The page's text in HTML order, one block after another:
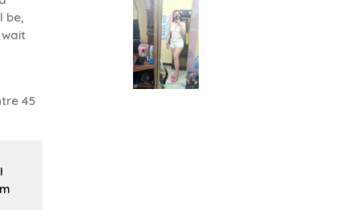
be,
45